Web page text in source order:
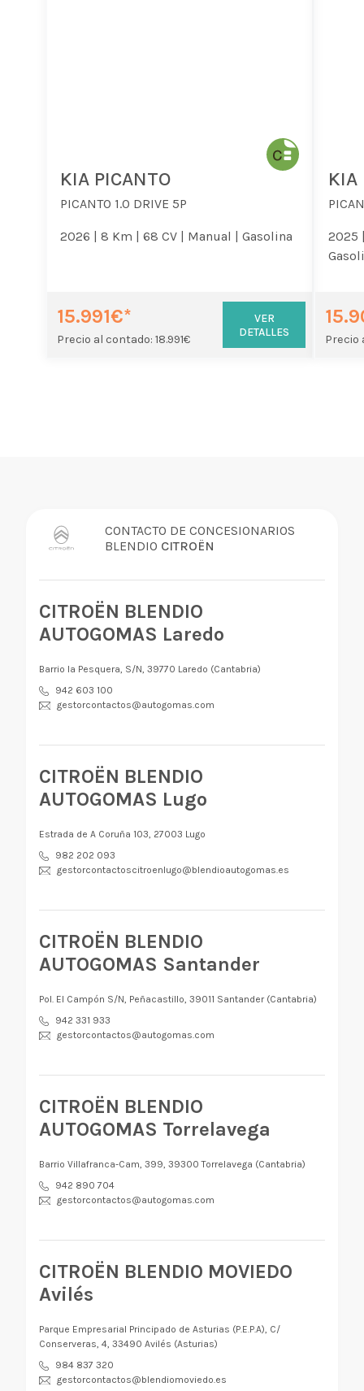
KIA PICANTO
PICANTO 1.0 DRIVE 5P
2026 | 8 Km | 68 CV | Manual | Gasolina
15.991€*
Precio al contado: 18.991€
VER
DETALLES
KIA
2025
Precio
CONTACTO DE CONCESIONARIOS
BLENDIO CITROËN
CITROËN BLENDIO
AUTOGOMAS Laredo
Barrio la Pesquera, S/N, 39770 Laredo (Cantabria)
942 603 100
gestorcontactos@autogomas.com
CITROËN BLENDIO
AUTOGOMAS Lugo
Estrada de A Coruña 103, 27003 Lugo
982 202 093
gestorcontactoscitroenlugo@blendioautogomas.es
CITROËN BLENDIO
AUTOGOMAS Santander
Pol. El Campón S/N, Peñacastillo, 39011 Santander (Cantabria)
942 331 933
gestorcontactos@autogomas.com
CITROËN BLENDIO
AUTOGOMAS Torrelavega
Barrio Villafranca-Cam, 399, 39300 Torrelavega (Cantabria)
942 890 704
gestorcontactos@autogomas.com
CITROËN BLENDIO MOVIEDO
Avilés
Parque Empresarial Principado de Asturias (P.E.P.A), C/
Conserveras, 4, 33490 Avilés (Asturias)
984 837 320
gestorcontactos@blendiomoviedo.es